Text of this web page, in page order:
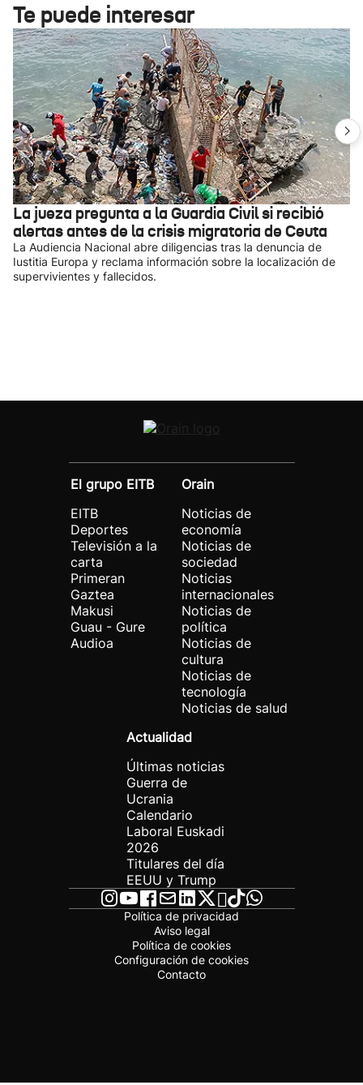
Te puede interesar
La jueza pregunta a la Guardia Civil si recibió
alertas antes de la crisis migratoria de Ceuta
La Audiencia Nacional abre diligencias tras la denuncia de
Iustitia Europa y reclama información sobre la localización de
supervivientes y fallecidos.
El grupo EITB
EITB
Deportes
Televisión a la
carta
Primeran
Gaztea
Makusi
Guau - Gure
Audioa
Orain
Noticias de
economía
Noticias de
sociedad
Noticias
internacionales
Noticias de
política
Noticias de
cultura
Noticias de
tecnología
Noticias de salud
Actualidad
Últimas noticias
Guerra de
Ucrania
Calendario
Laboral Euskadi
2026
Titulares del día
EEUU y Trump
Política de privacidad
Aviso legal
Política de cookies
Configuración de cookies
Contacto